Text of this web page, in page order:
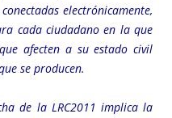
electrónicamente,
cada ciudadano en la que
afecten a su estado civil
se producen.
de la LRC2011 implica la